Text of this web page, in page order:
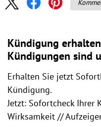
Kündigung
Kündigungen sind
Erhalten Sie jetzt
Kündigung.
Jetzt: Sofortcheck Ihrer
Wirksamkeit //